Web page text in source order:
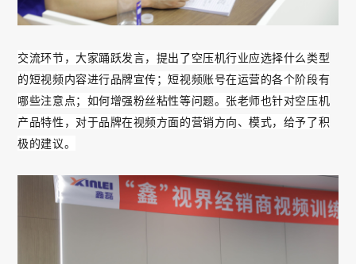
交流环节，大家踊跃发言，提出了空压机行业应选择什么类型
的短视频内容进行品牌宣传；短视频账号在运营的各个阶段有
哪些注意点；如何增强粉丝粘性等问题。张老师也针对空压机
产品特性，对于品牌在视频方面的营销方向、模式，给予了积
极的建议。